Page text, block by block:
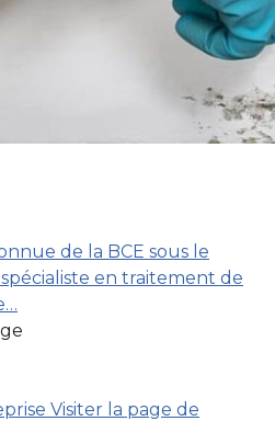
de la BCE sous le
en traitement de
Visiter la page de